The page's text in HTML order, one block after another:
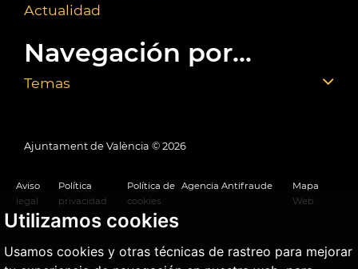
Utilizamos cookies
Usamos cookies y otras técnicas de rastreo para mejorar
Actualidad
Navegación por...
Temas
Ajuntament de València © 2026
Aviso
legal
Política
privacidad
Política de
cookies
Agencia Antifraude
Mapa
Web